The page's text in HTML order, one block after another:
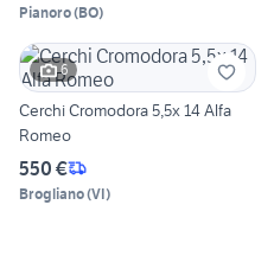
Pianoro(BO)
6
Cerchi Cromodora 5,5x 14 Alfa
Romeo
550 €
Brogliano(VI)